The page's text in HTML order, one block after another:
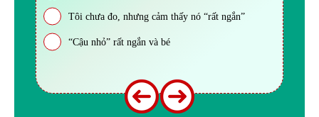
Tôi chưa đo, nhưng cảm thấy nó “rất ngắn”
“Cậu nhỏ” rất ngắn và bé